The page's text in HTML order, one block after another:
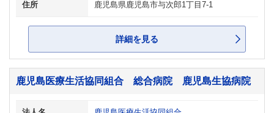
住所 鹿児島県鹿児島市与次郎1丁目7-1
詳細を見る
鹿児島医療生活協同組合 総合病院 鹿児島生協病院